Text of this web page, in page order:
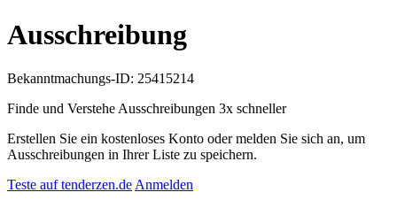
Ausschreibung
Bekanntmachungs-ID: 25415214
Finde und Verstehe Ausschreibungen 3x schneller
Erstellen Sie ein kostenloses Konto oder melden Sie sich an, um
Ausschreibungen in Ihrer Liste zu speichern.
Teste auf tenderzen.de Anmelden